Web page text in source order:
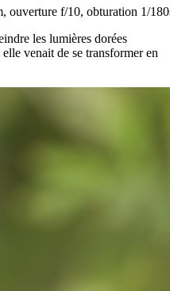
ouverture f/10, obturation 1/
les lumières dorées
venait de se transformer en